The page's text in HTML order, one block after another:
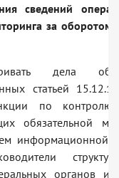
сведений
за оборотом
дела об
статьей
по
обязательной
информационной
органов